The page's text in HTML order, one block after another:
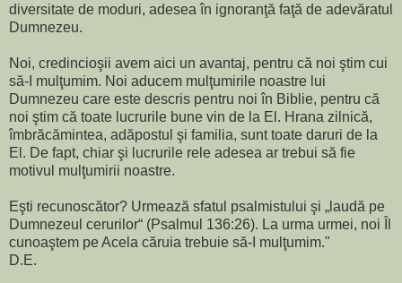
diversitate de moduri, adesea în ignoranţă faţă de adevăratul
Dumnezeu.
Noi, credincioşii avem aici un avantaj, pentru că noi ştim cui
să-I mulţumim. Noi aducem mulţumirile noastre lui
Dumnezeu care este descris pentru noi în Biblie, pentru că
noi ştim că toate lucrurile bune vin de la El. Hrana zilnică,
îmbrăcămintea, adăpostul şi familia, sunt toate daruri de la
El. De fapt, chiar şi lucrurile rele adesea ar trebui să fie
motivul mulţumirii noastre.
Eşti recunoscător? Urmează sfatul psalmistului şi „laudă pe
Dumnezeul cerurilor“ (Psalmul 136:26). La urma urmei, noi Îl
cunoaştem pe Acela căruia trebuie să-I mulţumim."
D.E.